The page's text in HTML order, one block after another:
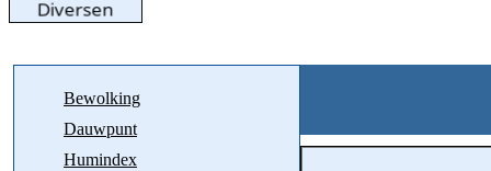
Bewolking
Dauwpunt
Humindex